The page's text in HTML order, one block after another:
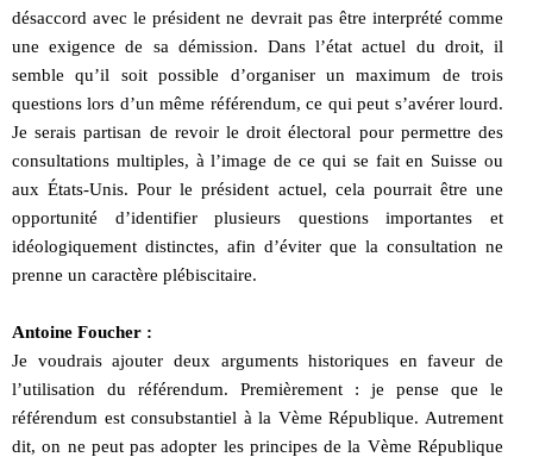
désaccord avec le président ne devrait pas être interprété comme
une exigence de sa démission. Dans l’état actuel du droit, il
semble qu’il soit possible d’organiser un maximum de trois
questions lors d’un même référendum, ce qui peut s’avérer lourd.
Je serais partisan de revoir le droit électoral pour permettre des
consultations multiples, à l’image de ce qui se fait en Suisse ou
aux États-Unis. Pour le président actuel, cela pourrait être une
opportunité d’identifier plusieurs questions importantes et
idéologiquement distinctes, afin d’éviter que la consultation ne
prenne un caractère plébiscitaire.
Antoine Foucher :
Je voudrais ajouter deux arguments historiques en faveur de
l’utilisation du référendum. Premièrement : je pense que le
référendum est consubstantiel à la Vème République. Autrement
dit, on ne peut pas adopter les principes de la Vème République